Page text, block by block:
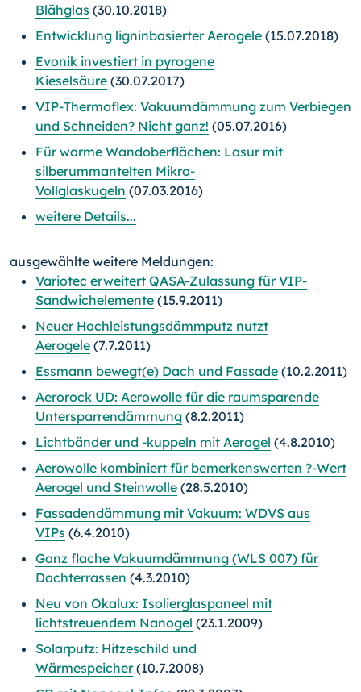
Blähglas (30.10.2018)
Entwicklung ligninbasierter Aerogele (15.07.2018)
Evonik investiert in pyrogene
Kieselsäure (30.07.2017)
VIP-Thermoflex: Vakuumdämmung zum Verbiegen
und Schneiden? Nicht ganz! (05.07.2016)
Für warme Wandoberflächen: Lasur mit
silberummantelten Mikro-
Vollglaskugeln (07.03.2016)
weitere Details...
ausgewählte weitere Meldungen:
Variotec erweitert QASA-Zulassung für VIP-
Sandwichelemente (15.9.2011)
Neuer Hochleistungsdämmputz nutzt
Aerogele (7.7.2011)
Essmann bewegt(e) Dach und Fassade (10.2.2011)
Aerorock UD: Aerowolle für die raumsparende
Untersparrendämmung (8.2.2011)
Lichtbänder und -kuppeln mit Aerogel (4.8.2010)
Aerowolle kombiniert für bemerkenswerten ?-Wert
Aerogel und Steinwolle (28.5.2010)
Fassadendämmung mit Vakuum: WDVS aus
VIPs (6.4.2010)
Ganz flache Vakuumdämmung (WLS 007) für
Dachterrassen (4.3.2010)
Neu von Okalux: Isolierglaspaneel mit
lichtstreuendem Nanogel (23.1.2009)
Solarputz: Hitzeschild und
Wärmespeicher(10.7.2008)